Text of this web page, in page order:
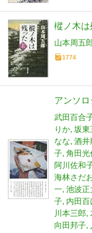
樅ノ木
山本周五
1774
アンソロ
武田百合
りか 坂東
なな 酒井
子 角田光
阿川佐和
海林さだ
一 池波正
子 内田百
川本三郎
向田邦子